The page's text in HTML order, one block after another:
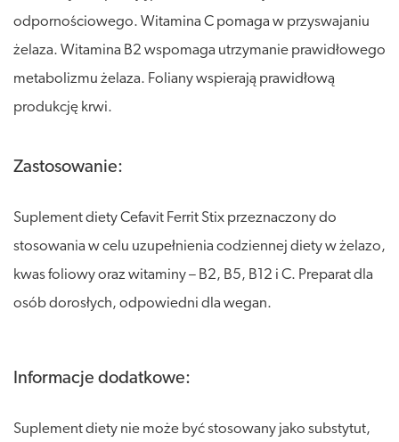
odpornościowego. Witamina C pomaga w przyswajaniu
żelaza. Witamina B2 wspomaga utrzymanie prawidłowego
metabolizmu żelaza. Foliany wspierają prawidłową
produkcję krwi.
Zastosowanie:
Suplement diety Cefavit Ferrit Stix przeznaczony do
stosowania w celu uzupełnienia codziennej diety w żelazo,
kwas foliowy oraz witaminy – B2, B5, B12 i C. Preparat dla
osób dorosłych, odpowiedni dla wegan.
Informacje dodatkowe:
Suplement diety nie może być stosowany jako substytut,